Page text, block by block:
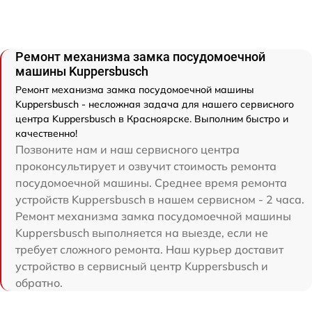
Ремонт механизма замка посудомоечной
машины Kuppersbusch
Ремонт механизма замка посудомоечной машины
Kuppersbusch - несложная задача для нашего сервисного
центра Kuppersbusch в Красноярске. Выполним быстро и
качественно!
Позвоните нам и наш сервисного центра
проконсультирует и озвучит стоимость ремонта
посудомоечной машины. Среднее время ремонта
устройств Kuppersbusch в нашем сервисном - 2 часа.
Ремонт механизма замка посудомоечной машины
Kuppersbusch выполняется на выезде, если не
требует сложного ремонта. Наш курьер доставит
устройство в сервисный центр Kuppersbusch и
обратно.